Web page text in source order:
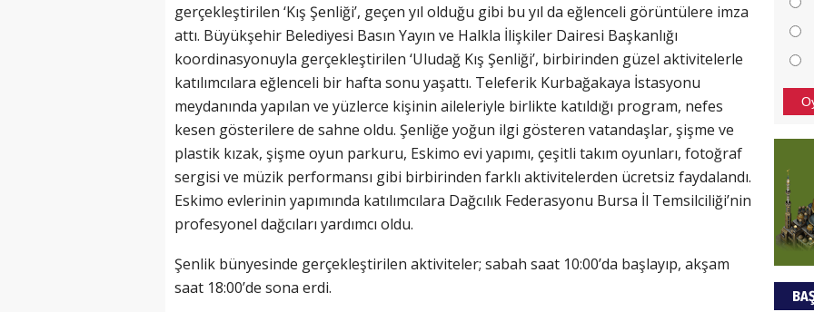
gerçekleştirilen ‘Kış Şenliği’, geçen yıl olduğu gibi bu yıl da eğlenceli görüntülere imza
attı. Büyükşehir Belediyesi Basın Yayın ve Halkla İlişkiler Dairesi Başkanlığı
koordinasyonuyla gerçekleştirilen ‘Uludağ Kış Şenliği’, birbirinden güzel aktivitelerle
katılımcılara eğlenceli bir hafta sonu yaşattı. Teleferik Kurbağakaya İstasyonu
meydanında yapılan ve yüzlerce kişinin aileleriyle birlikte katıldığı program, nefes
kesen gösterilere de sahne oldu. Şenliğe yoğun ilgi gösteren vatandaşlar, şişme ve
plastik kızak, şişme oyun parkuru, Eskimo evi yapımı, çeşitli takım oyunları, fotoğraf
sergisi ve müzik performansı gibi birbirinden farklı aktivitelerden ücretsiz faydalandı.
Eskimo evlerinin yapımında katılımcılara Dağcılık Federasyonu Bursa İl Temsilciliği’nin
profesyonel dağcıları yardımcı oldu.
Şenlik bünyesinde gerçekleştirilen aktiviteler; sabah saat 10:00’da başlayıp, akşam
saat 18:00’de sona erdi.
Bu